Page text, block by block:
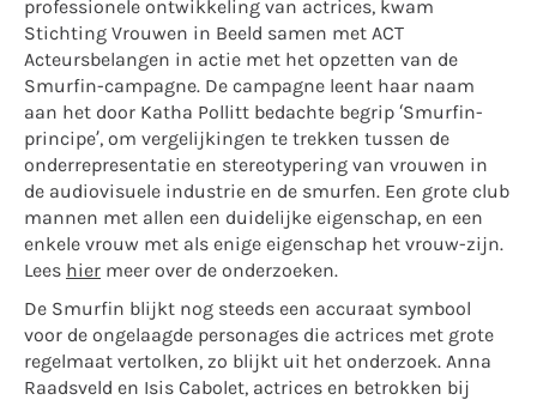
professionele ontwikkeling van actrices, kwam
Stichting Vrouwen in Beeld samen met ACT
Acteursbelangen in actie met het opzetten van de
Smurfin-campagne. De campagne leent haar naam
aan het door Katha Pollitt bedachte begrip ‘Smurfin-
principe’, om vergelijkingen te trekken tussen de
onderrepresentatie en stereotypering van vrouwen in
de audiovisuele industrie en de smurfen. Een grote club
mannen met allen een duidelijke eigenschap, en een
enkele vrouw met als enige eigenschap het vrouw-zijn.
Lees hier meer over de onderzoeken.
De Smurfin blijkt nog steeds een accuraat symbool
voor de ongelaagde personages die actrices met grote
regelmaat vertolken, zo blijkt uit het onderzoek. Anna
Raadsveld en Isis Cabolet, actrices en betrokken bij